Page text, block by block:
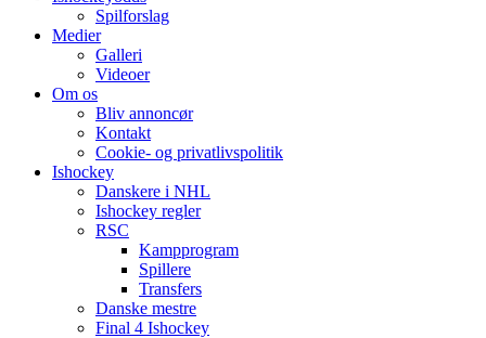
Spilforslag
Medier
Galleri
Videoer
Om os
Bliv annoncør
Kontakt
Cookie- og privatlivspolitik
Ishockey
Danskere i NHL
Ishockey regler
RSC
Kampprogram
Spillere
Transfers
Danske mestre
Final 4 Ishockey